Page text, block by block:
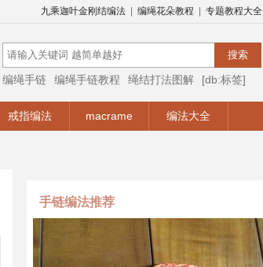
九乘迦叶金刚结编法 编绳花朵教程 专题教程大全
编绳手链 编绳手链教程 绳结打法图解
[db:标签]
戒指编法 macrame 编法大全
手链编法推荐